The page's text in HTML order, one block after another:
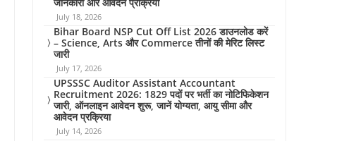
July 18, 2026
Bihar Board NSP Cut Off List 2026 डाउनलोड करें
– Science, Arts और Commerce तीनों की मेरिट लिस्ट
जारी
July 17, 2026
UPSSSC Auditor Assistant Accountant
Recruitment 2026: 1829 पदों पर भर्ती का नोटिफिकेशन
जारी, ऑनलाइन आवेदन शुरू, जानें योग्यता, आयु सीमा और
आवेदन प्रक्रिया
July 14, 2026